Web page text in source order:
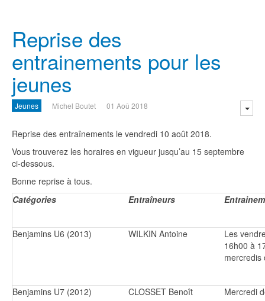
Reprise des
entrainements pour les
jeunes
Jeunes Michel Boutet 01 Aoû 2018
Reprise des entraînements le vendredi 10 août 2018.
Vous trouverez les horaires en vigueur jusqu’au 15 septembre
ci-dessous.
Bonne reprise à tous.
Catégories
Entraîneurs
Benjamins U6 (2013) WILKIN Antoine
Les
16h00 à
mercredis
Benjamins U7 (2012)
CLOSSET Benoît
Mercredi